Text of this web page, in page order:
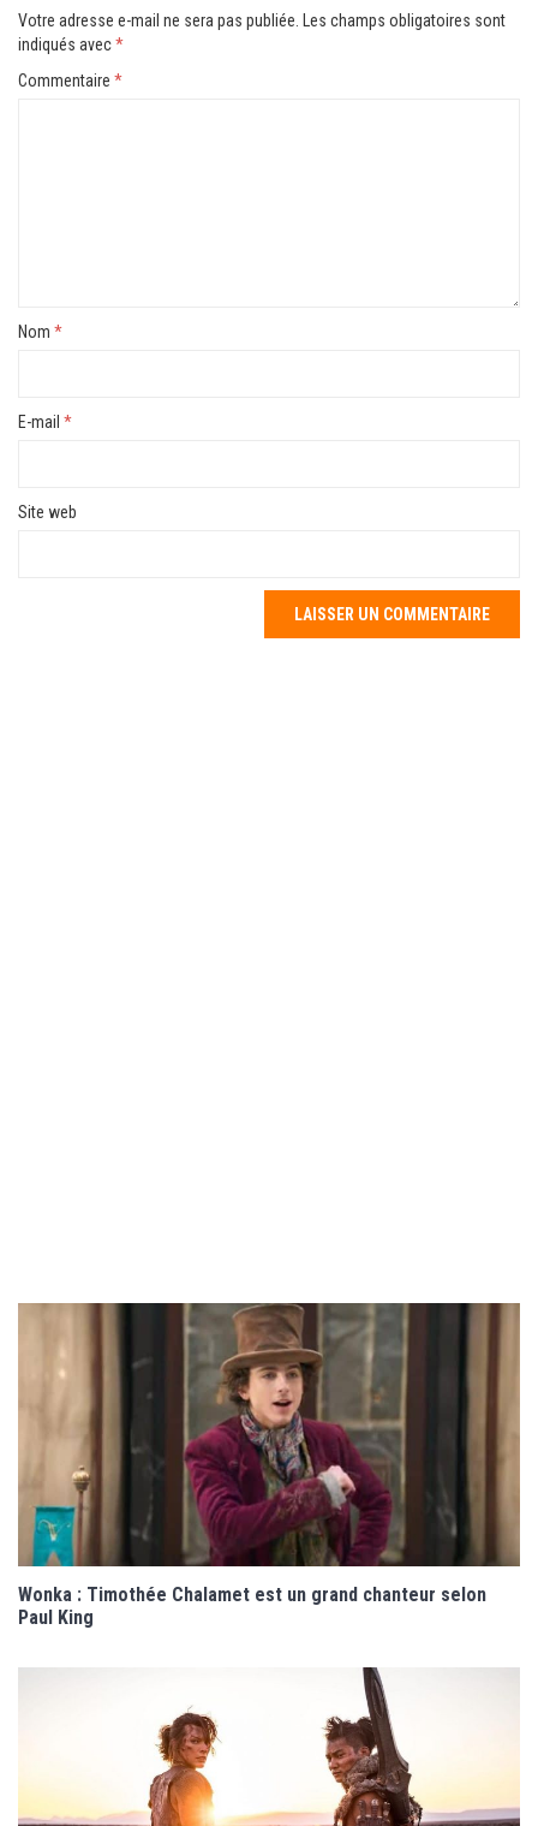
Votre adresse e-mail ne sera pas publiée.
Les champs obligatoires sont
indiqués avec*
Commentaire *
Nom *
E-mail *
Site web
Wonka : Timothée Chalamet est un grand chanteur selon
Paul King